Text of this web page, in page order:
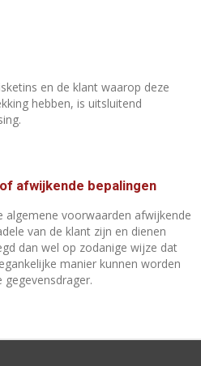
en de klant waarop deze
hebben, is uitsluitend
afwijkende bepalingen
algemene voorwaarden afwijkende
van de klant zijn en dienen
dan wel op zodanige wijze dat
manier kunnen worden